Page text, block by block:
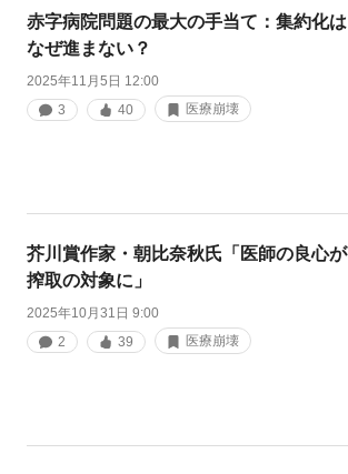
赤字病院問題の最大の手当て：集約化は
なぜ進まない？
2025年11月5日 12:00
3
40 医療崩壊
芥川賞作家・朝比奈秋氏「医師の良心が
搾取の対象に」
2025年10月31日 9:00
2
39 医療崩壊